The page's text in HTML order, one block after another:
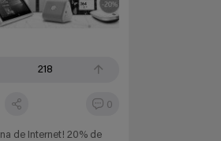
218
0
de Internet! 20% de